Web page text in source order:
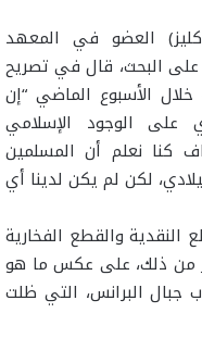
كليز) العضو في المعهد
على البحث، قال في تصريح
الأسبوع الماضي “إن
على الوجود الإسلامي
كنا نعلم أن المسلمين
لكن لم يكن لدينا أي
النقدية والقطع الفخارية
من ذلك، على عكس ما هو
جبال البرانس، التي ظلت